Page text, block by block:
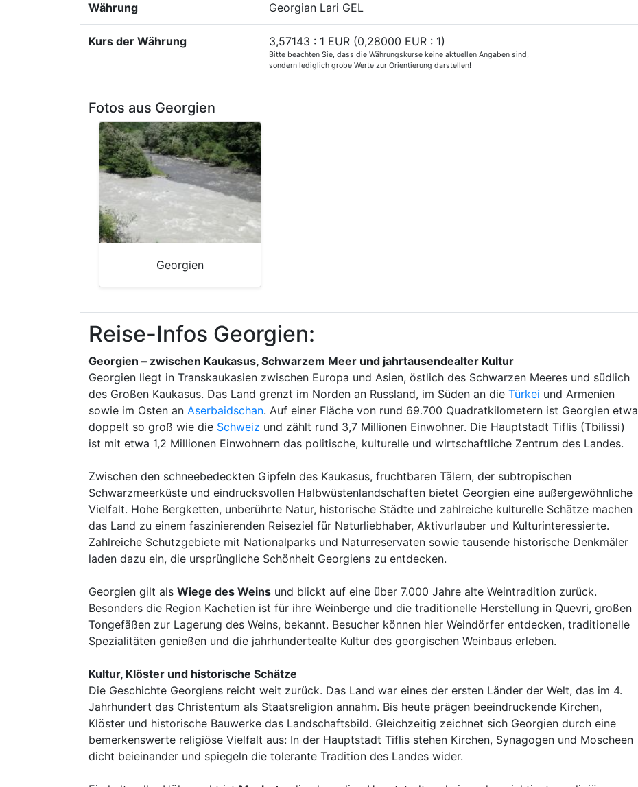
Währung Georgian Lari GEL
Kurs der Währung 3,57143 : 1 EUR (0,28000 EUR : 1)
Bitte beachten Sie, dass die Währungskurse keine aktuellen Angaben sind,
sondern lediglich grobe Werte zur Orientierung darstellen!
Fotos aus Georgien
Georgien
Reise-Infos Georgien:
Georgien – zwischen Kaukasus, Schwarzem Meer und jahrtausendealter Kultur
Georgien liegt in Transkaukasien zwischen Europa und Asien, östlich des Schwarzen Meeres und südlich
des Großen Kaukasus. Das Land grenzt im Norden an Russland, im Süden an die Türkei und Armenien
sowie im Osten an Aserbaidschan. Auf einer Fläche von rund 69.700 Quadratkilometern ist Georgien etwa
doppelt so groß wie die Schweiz und zählt rund 3,7 Millionen Einwohner. Die Hauptstadt Tiflis (Tbilissi)
ist mit etwa 1,2 Millionen Einwohnern das politische, kulturelle und wirtschaftliche Zentrum des Landes.
Zwischen den schneebedeckten Gipfeln des Kaukasus, fruchtbaren Tälern, der subtropischen
Schwarzmeerküste und eindrucksvollen Halbwüstenlandschaften bietet Georgien eine außergewöhnliche
Vielfalt. Hohe Bergketten, unberührte Natur, historische Städte und zahlreiche kulturelle Schätze machen
das Land zu einem faszinierenden Reiseziel für Naturliebhaber, Aktivurlauber und Kulturinteressierte.
Zahlreiche Schutzgebiete mit Nationalparks und Naturreservaten sowie tausende historische Denkmäler
laden dazu ein, die ursprüngliche Schönheit Georgiens zu entdecken.
Georgien gilt als Wiege des Weins und blickt auf eine über 7.000 Jahre alte Weintradition zurück.
Besonders die Region Kachetien ist für ihre Weinberge und die traditionelle Herstellung in Quevri, großen
Tongefäßen zur Lagerung des Weins, bekannt. Besucher können hier Weindörfer entdecken, traditionelle
Spezialitäten genießen und die jahrhundertealte Kultur des georgischen Weinbaus erleben.
Kultur, Klöster und historische Schätze
Die Geschichte Georgiens reicht weit zurück. Das Land war eines der ersten Länder der Welt, das im 4.
Jahrhundert das Christentum als Staatsreligion annahm. Bis heute prägen beeindruckende Kirchen,
Klöster und historische Bauwerke das Landschaftsbild. Gleichzeitig zeichnet sich Georgien durch eine
bemerkenswerte religiöse Vielfalt aus: In der Hauptstadt Tiflis stehen Kirchen, Synagogen und Moscheen
dicht beieinander und spiegeln die tolerante Tradition des Landes wider.